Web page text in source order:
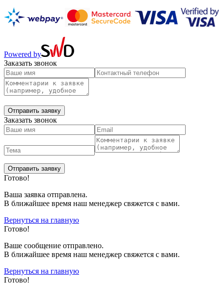
Powered by
Заказать звонок
Заказать звонок
Готово!
Ваша заявка отправлена.
В ближайшее время наш менеджер свяжется с вами.
Вернуться на главную
Готово!
Вашe сообщение отправлено.
В ближайшее время наш менеджер свяжется с вами.
Вернуться на главную
Готово!